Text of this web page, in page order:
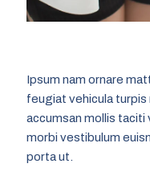
Ipsum nam ornare
feugiat vehicula turpis
accumsan mollis taciti
morbi vestibulum
porta ut.